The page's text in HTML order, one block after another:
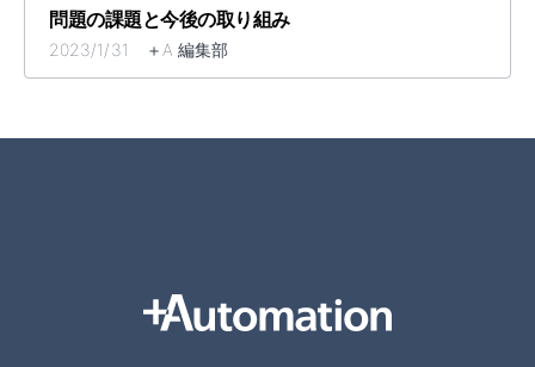
問題の課題と今後の取り組み​
2023/1/31 ＋A 編集部